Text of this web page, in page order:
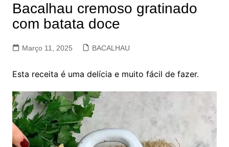
Bacalhau cremoso gratinado
com batata doce
Março 11, 2025 BACALHAU
Esta receita é uma delícia e muito fácil de fazer.